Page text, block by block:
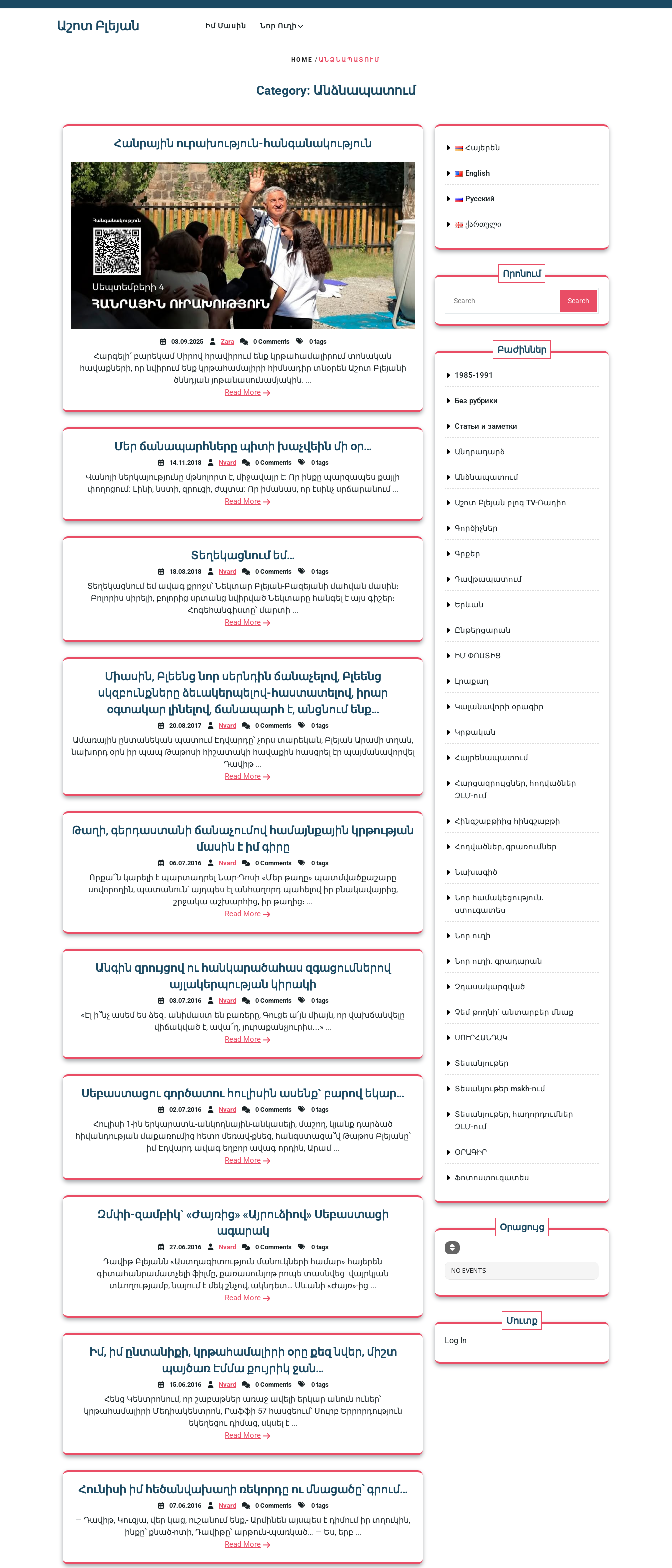
Աշոտ Բլեյան Իմ Մասին Նոր Ուղի
HOME / ԱՆՁՆԱՊԱՏՈՒՄ
Category: Անձնապատում
Հանրային ուրախություն-հանգանակություն
03.09.2025 Zara 0 Comments 0 tags
Հարգելի՛ բարեկամ Սիրով հրավիրում ենք կրթահամալիրում տոնական
հավաքների, որ նվիրում ենք կրթահամալիրի հիմնադիր տնօրեն Աշոտ Բլեյանի
ծննդյան յոթանասունամյակին. ...
Read More
Մեր ճանապարհները պիտի խաչվեին մի օր…
14.11.2018 Nvard 0 Comments 0 tags
Վանոյի ներկայությունը մթնոլորտ է, միջավայր է: Որ ինքը պարզապես քայլի
փողոցում: Լինի, նստի, զրուցի, ժպտա: Որ իմանաս, որ էսինչ սրճարանում ...
Read More
Տեղեկացնում եմ…
18.03.2018 Nvard 0 Comments 0 tags
Տեղեկացնում եմ ավագ քրոջս՝ Նեկտար Բլեյան-Բազեյանի մահվան մասին։
Բոլորիս սիրելի, բոլորից սրտանց նվիրված Նեկտարը հանգել է այս գիշեր։
Հոգեհանգիստը՝ մարտի ...
Read More
Միասին, Բլեենց նոր սերնդին ճանաչելով, Բլեենց
սկզբունքները ձեւակերպելով-հաստատելով, իրար
օգտակար լինելով, ճանապարհ է, անցնում ենք…
20.08.2017 Nvard 0 Comments 0 tags
Ամառային ընտանեկան պատում Էդվարդը՝ չորս տարեկան, Բլեյան Արամի տղան,
նախորդ օրն իր պապ Թաթոսի հիշատակի հավաքին հասցրել էր պայմանավորվել
Դավիթ ...
Read More
Թաղի, գերդաստանի ճանաչումով համայնքային կրթության
մասին է իմ գիրը
06.07.2016 Nvard 0 Comments 0 tags
Որքա՜ն կարելի է պարտադրել Նար-Դոսի «Մեր թաղը» պատմվածքաշարը
սովորողին, պատանուն՝ այդպես էլ անհաղորդ պահելով իր բնակավայրից,
շրջակա աշխարհից, իր թաղից։ ...
Read More
Անգին զրույցով ու հանկարածահաս զգացումներով
այլակերպության կիրակի
03.07.2016 Nvard 0 Comments 0 tags
«Էլ ի՞նչ ասեմ ես ձեզ․ անիմաստ են բառերը, Գուցե ա՛յն միայն, որ վախճանվելը
վիճակված է, ավա՜ղ, յուրաքանչյուրիս․․․» ...
Read More
Սեբաստացու գործատու հուլիսին ասենք` բարով եկար…
02.07.2016 Nvard 0 Comments 0 tags
Հուլիսի 1-ին երկարատև-անկողնային-անկասելի, մաշող, կյանք դարձած
հիվանդության մաքառումից հետո մեռավ-քնեց, հանգստացա՞վ Թաթոս Բլեյանը՝
իմ Էդվարդ ավագ եղբոր ավագ որդին, Արամ ...
Read More
Զմփի-զամբիկ` «Ժայռից» «Այրուձիով» Սեբաստացի
ագարակ
27.06.2016 Nvard 0 Comments 0 tags
Դավիթ Բլեյանն «Աստղագիտություն մանուկների համար» հայերեն
գիտահանրամատչելի ֆիլմը, քառասունյոթ րոպե տասնվեց վայրկյան
տևողությամբ, նայում է մեկ շնչով, ակնդետ… Սևանի «Ժայռ»-ից ...
Read More
Իմ, իմ ընտանիքի, կրթահամալիրի օրը քեզ նվեր, միշտ
պայծառ Էմմա քույրիկ ջան…
15.06.2016 Nvard 0 Comments 0 tags
Հենց Կենտրոնում, որ շաբաթներ առաջ ավելի երկար անուն ուներ՝
կրթահամալիրի Մեդիակենտրոն, Րաֆֆի 57 հասցեում՝ Սուրբ Երրորդություն
եկեղեցու դիմաց, սկսել է ...
Read More
Հունիսի իմ հեծանվախաղի ռեկորդը ու մնացածը՝ գրում…
07.06.2016 Nvard 0 Comments 0 tags
— Դավիթ, Կուզյա, վեր կաց, ուշանում ենք,- Արմինեն այսպես է դիմում իր տղուկին,
ինքը՝ քնած-ոտի, Դավիթը՝ արթուն-պառկած… — Ես, երբ ...
Read More
Հայերեն
English
Русский
ქართული
Որոնում
Search
Բաժիններ
1985-1991
Без рубрики
Статьи и заметки
Անդրադարձ
Անձնապատում
Աշոտ Բլեյան բլոգ TV-Ռադիո
Գործիչներ
Գրքեր
Դավթապատում
Երևան
Ընթերցարան
ԻՄ ՓՈՍՏԻՑ
Լրաքաղ
Կալանավորի օրագիր
Կրթական
Հայրենապատում
Հարցազրույցներ, հոդվածներ
ԶԼՄ-ում
Հինգշաբթիից հինգշաբթի
Հոդվածներ, գրառումներ
Նախագիծ
Նոր համակեցություն.
ստուգատես
Նոր ուղի
Նոր ուղի. գրադարան
Չդասակարգված
Չեմ թողնի՝ անտարբեր մնաք
ՍՈՒՐՀԱՆԴԱԿ
Տեսանյութեր
Տեսանյութեր mskh-ում
Տեսանյութեր, հաղորդումներ
ԶԼՄ-ում
ՕՐԱԳԻՐ
Ֆոտոստուգատես
Օրացույց
NO EVENTS
Մուտք
Log In